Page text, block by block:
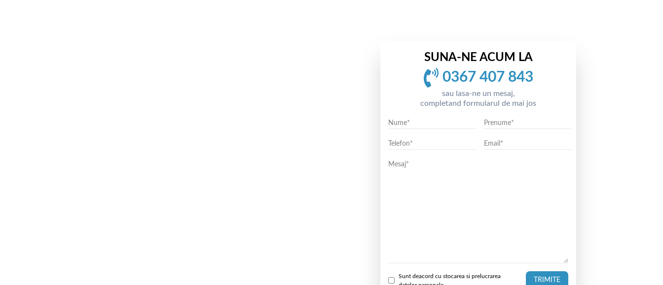
SUNA-NE ACUM LA
0367 407 843
sau lasa-ne un mesaj,
completand formularul de mai jos
Sunt deacord cu stocarea si prelucrarea
TRIMITE